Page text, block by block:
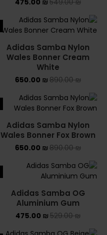
NEW BALANCE 2002R
NEW BALANCE 530
NEW BALANCE 550
OFF WHITE
PUMA
UGG
UGG חורף
549.00₪
475.00 ₪
Adidas Samba Nylon
Wales Bonner Cream
White
890.00₪
650.00 ₪
Adidas Samba Nylon
Wales Bonner Fox Brown
890.00₪
650.00 ₪
Adidas Samba OG
Aluminium Gum
529.00₪
475.00 ₪